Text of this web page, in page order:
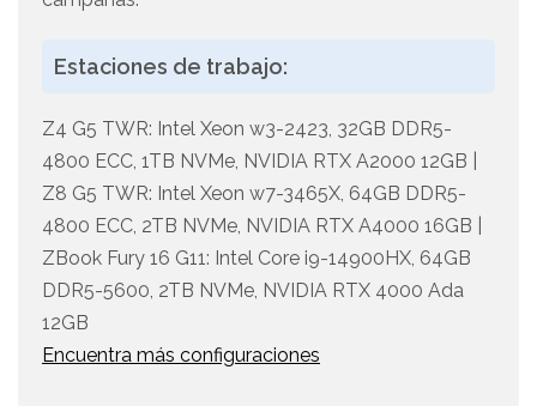
Estaciones de trabajo:
Z4 G5 TWR: Intel Xeon w3-2423, 32GB DDR5-
4800 ECC, 1TB NVMe, NVIDIA RTX A2000 12GB |
Z8 G5 TWR: Intel Xeon w7-3465X, 64GB DDR5-
4800 ECC, 2TB NVMe, NVIDIA RTX A4000 16GB |
ZBook Fury 16 G11: Intel Core i9-14900HX, 64GB
DDR5-5600, 2TB NVMe, NVIDIA RTX 4000 Ada
12GB
Encuentra más configuraciones